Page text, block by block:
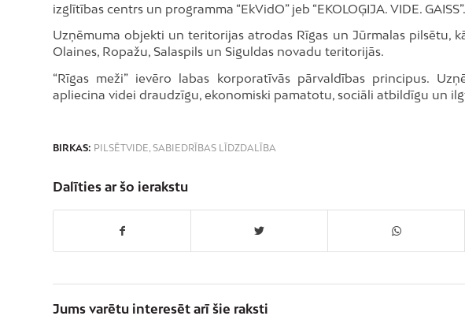
izglītības centrs un programma “EkVidO” jeb “EKOLOĢIJA. VIDE. GAISS”.
Uzņēmuma objekti un teritorijas atrodas Rīgas un Jūrmalas pilsētu,
Olaines, Ropažu, Salaspils un Siguldas novadu teritorijās.
“Rīgas meži” ievēro labas korporatīvās pārvaldības principus.
apliecina videi draudzīgu, ekonomiski pamatotu, sociāli atbildīgu un
BIRKAS: PILSĒTVIDE, SABIEDRĪBAS LĪDZDALĪBA
Dalīties ar šo ierakstu
Jums varētu interesēt arī šie raksti